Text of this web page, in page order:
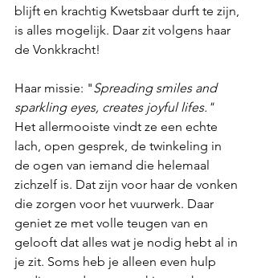
blijft en krachtig Kwetsbaar durft te zijn,
is alles mogelijk. Daar zit volgens haar
de Vonkkracht!
Haar missie: "Spreading smiles and
sparkling eyes, creates joyful lifes."
Het allermooiste vindt ze een echte
lach, open gesprek, de twinkeling in
de ogen van iemand die helemaal
zichzelf is. Dat zijn voor haar de vonken
die zorgen voor het vuurwerk. Daar
geniet ze met volle teugen van en
gelooft dat alles wat je nodig hebt al in
je zit. Soms heb je alleen even hulp